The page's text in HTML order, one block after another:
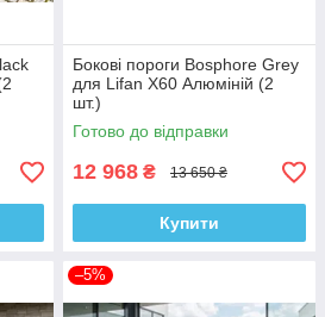
Бокові пороги Bosphore Grey
для Lifan X60 Алюміній (2
шт.)
Готово до відправки
12 968 ₴ 13 650 ₴
Купити
–5%